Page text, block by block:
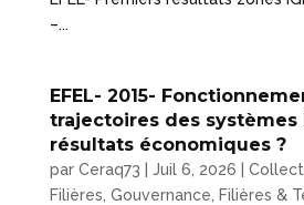
–...
EFEL- 2015-
trajectoires des systèmes
résultats économiques ?
par Ceraq73 Juil 6, 2026
Filières Gouvernance, Filières &